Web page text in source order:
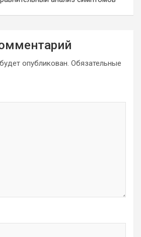
опубликован. Обязательные